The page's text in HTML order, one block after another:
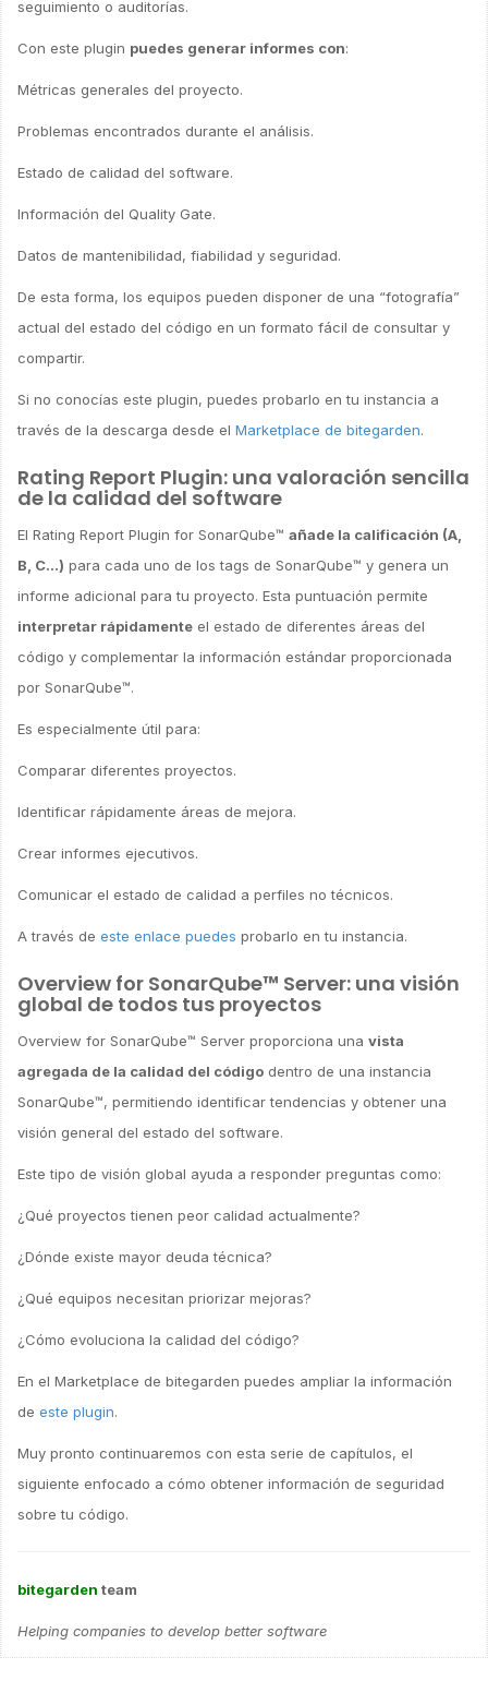
seguimiento o auditorías.
Con este plugin puedes generar informes con:
Métricas generales del proyecto.
Problemas encontrados durante el análisis.
Estado de calidad del software.
Información del Quality Gate.
Datos de mantenibilidad, fiabilidad y seguridad.
De esta forma, los equipos pueden disponer de una “fotografía”
actual del estado del código en un formato fácil de consultar y
compartir.
Si no conocías este plugin, puedes probarlo en tu instancia a
través de la descarga desde el Marketplace de bitegarden.
Rating Report Plugin: una valoración sencilla
de la calidad del software
El Rating Report Plugin for SonarQube™ añade la calificación (A,
B, C…) para cada uno de los tags de SonarQube™ y genera un
informe adicional para tu proyecto. Esta puntuación permite
interpretar rápidamente el estado de diferentes áreas del
código y complementar la información estándar proporcionada
por SonarQube™.
Es especialmente útil para:
Comparar diferentes proyectos.
Identificar rápidamente áreas de mejora.
Crear informes ejecutivos.
Comunicar el estado de calidad a perfiles no técnicos.
A través de este enlace puedes probarlo en tu instancia.
Overview for SonarQube™ Server: una visión
global de todos tus proyectos
Overview for SonarQube™ Server proporciona una vista
agregada de la calidad del código dentro de una instancia
SonarQube™, permitiendo identificar tendencias y obtener una
visión general del estado del software.
Este tipo de visión global ayuda a responder preguntas como:
¿Qué proyectos tienen peor calidad actualmente?
¿Dónde existe mayor deuda técnica?
¿Qué equipos necesitan priorizar mejoras?
¿Cómo evoluciona la calidad del código?
En el Marketplace de bitegarden puedes ampliar la información
de este plugin.
Muy pronto continuaremos con esta serie de capítulos, el
siguiente enfocado a cómo obtener información de seguridad
sobre tu código.
bitegarden team
Helping companies to develop better software